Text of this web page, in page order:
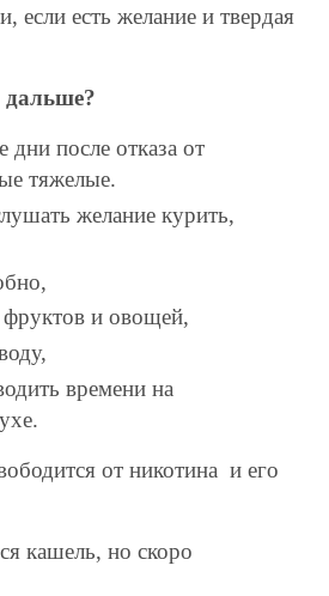
если есть желание и твердая
после отказа от
тяжелые.
желание курить,
фруктов и овощей,
времени на
от никотина и его
кашель, но скоро